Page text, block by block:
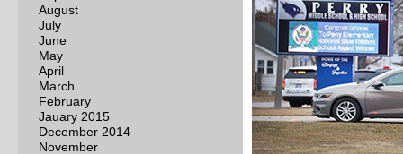
August
July
June
May
April
March
February
Jauary 2015
December 2014
November